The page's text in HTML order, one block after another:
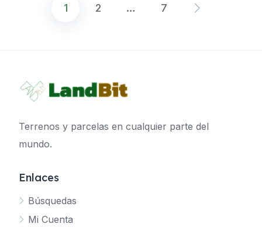
Navegación
1 2 … 7
Terrenos y parcelas en cualquier parte del
mundo.
Enlaces
Búsquedas
Mi Cuenta